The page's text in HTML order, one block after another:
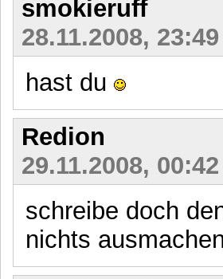
smokieruff
28.11.2008, 23:49
hast du
Redion
29.11.2008, 00:42
schreibe doch
nichts